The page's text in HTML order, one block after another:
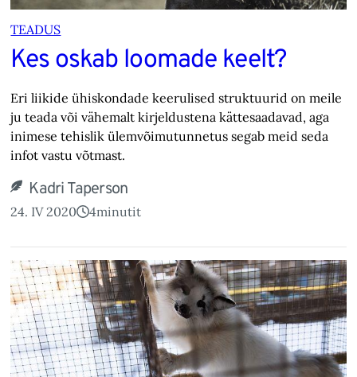
TEADUS
Kes oskab loomade keelt?
Eri liikide ühiskondade keerulised struktuurid on meile
ju teada või vähemalt kirjeldustena kättesaadavad, aga
inimese tehislik ülemvõimutunnetus segab meid seda
infot vastu võtmast.
Kadri Taperson
24. IV 2020 4minutit